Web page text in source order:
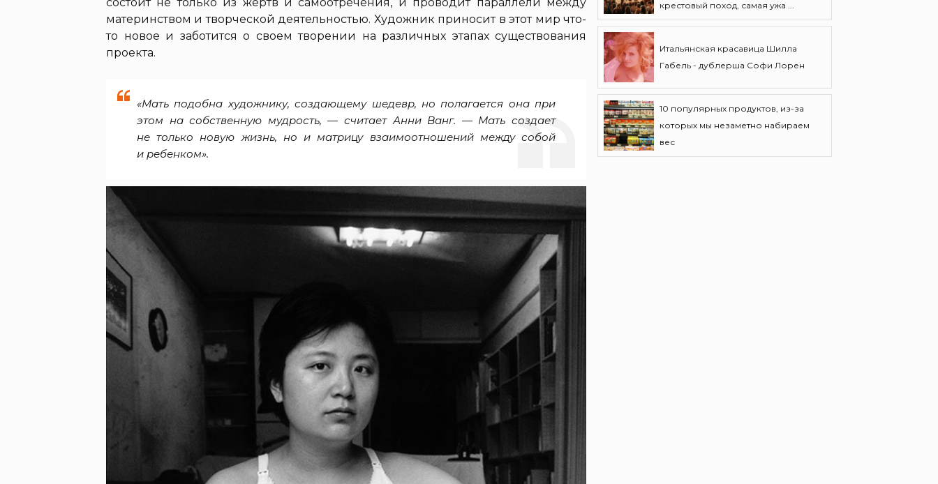
материнством и творческой деятельностью. Художник приносит в этот мир что-
то новое и заботится о своем творении на различных этапах существования
проекта.
«Мать подобна художнику, создающему шедевр, но полагается она при
этом на собственную мудрость, — считает Анни Ванг. — Мать создает
не только новую жизнь, но и матрицу взаимоотношений между собой
и ребенком».
крестовый поход, самая ужа ...
Итальянская красавица Шилла
Габель - дублерша Софи Лорен
10 популярных продуктов, из-за
которых мы незаметно набираем
вес